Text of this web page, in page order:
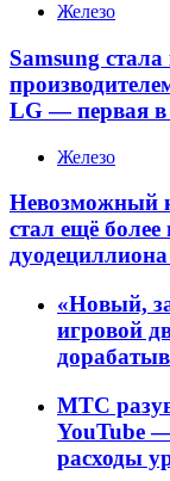
Железо
Samsung
LG — первая в
Железо
Невозможный
стал ещё
«Новый,
игровой
МТС
YouTube —
расходы